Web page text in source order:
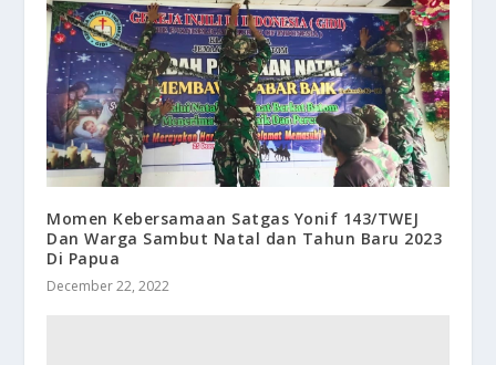
Momen Kebersamaan Satgas Yonif 143/TWEJ
Dan Warga Sambut Natal dan Tahun Baru 2023
Di Papua
December 22, 2022